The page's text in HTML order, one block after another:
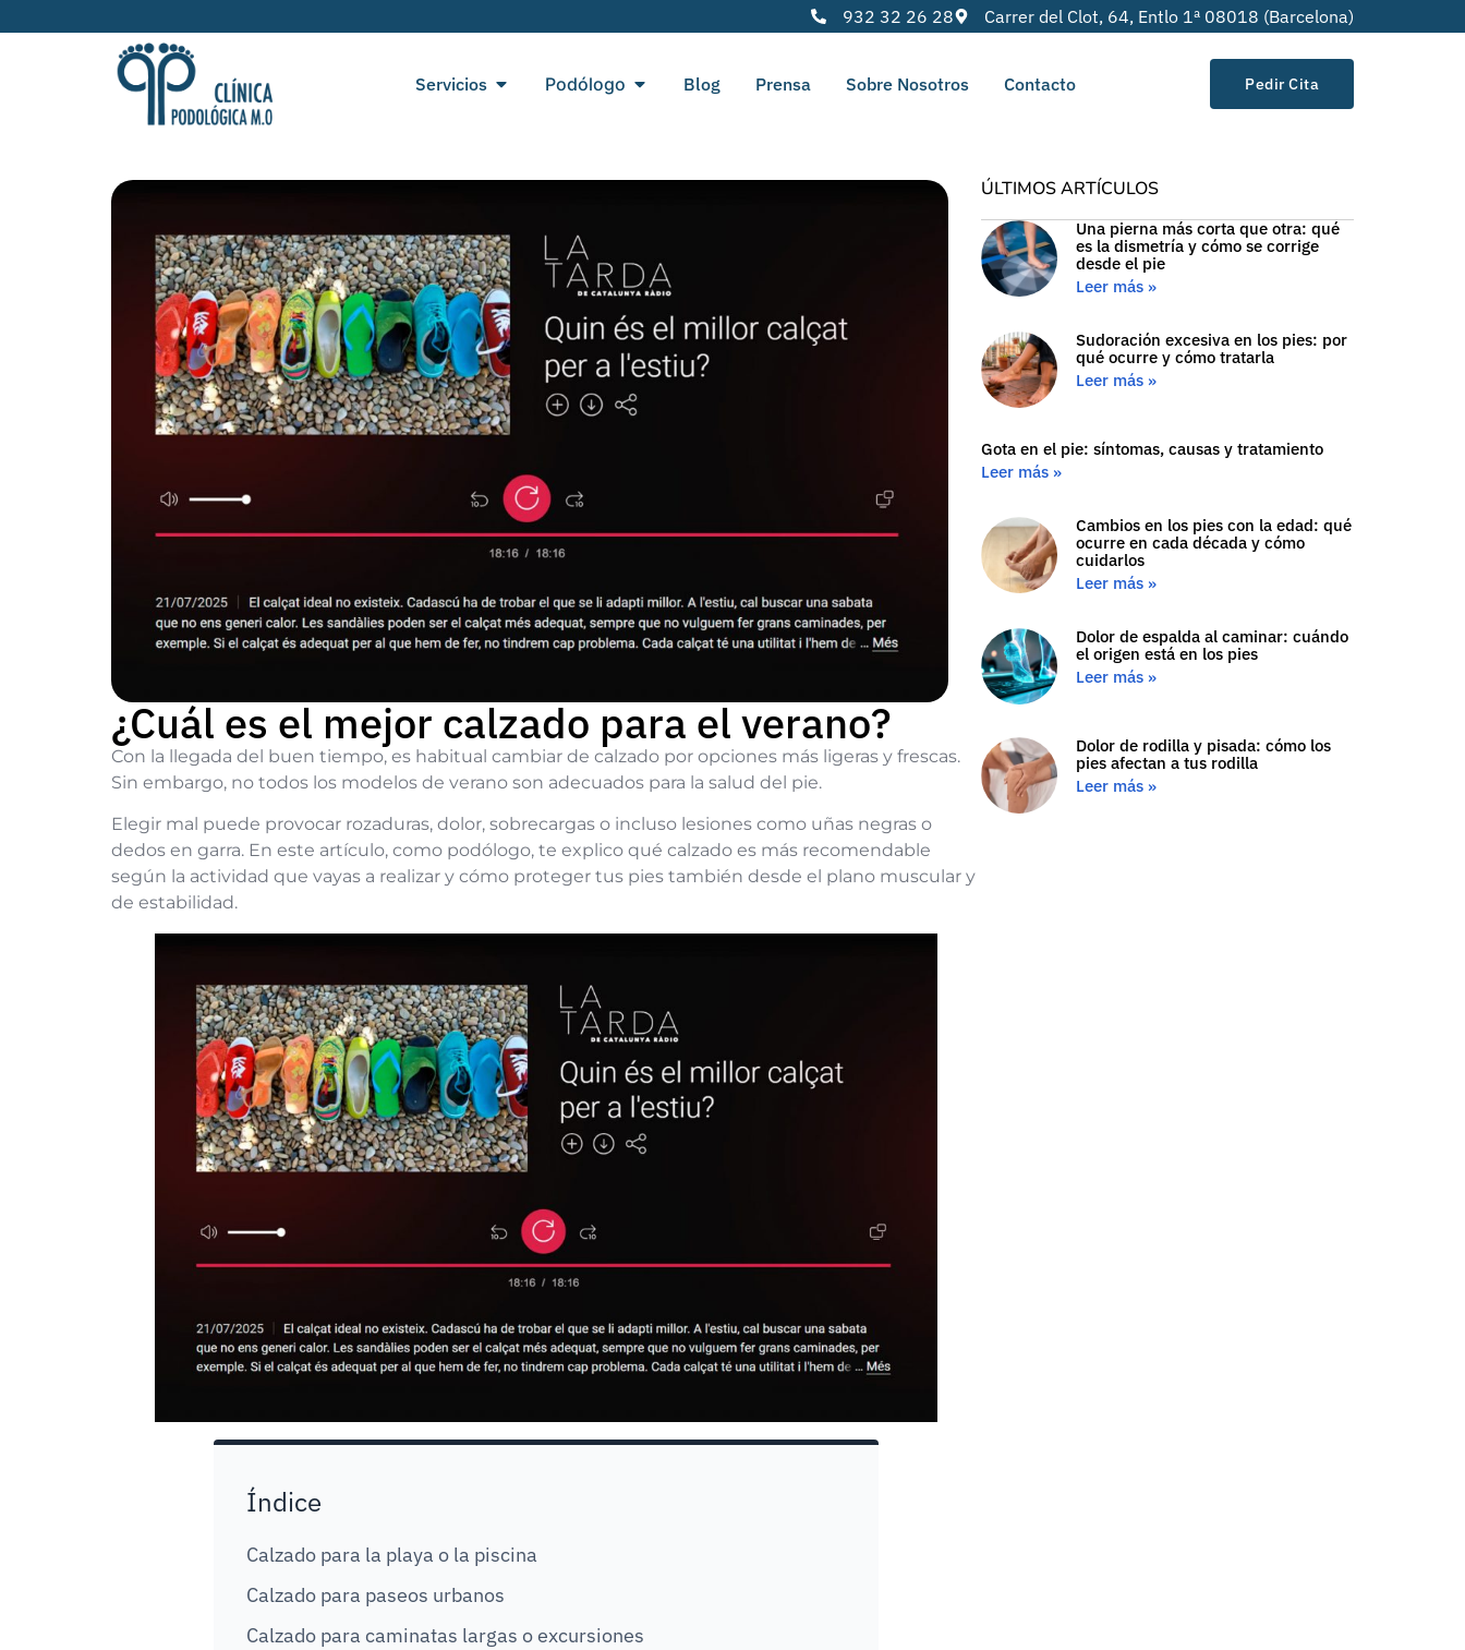
932 32 26 28 Carrer del Clot, 64, Entlo 1ª 08018 (Barcelona)
Servicios Podólogo Blog Prensa Sobre Nosotros Contacto Pedir Cita
¿Cuál es el mejor calzado para el verano?
Con la llegada del buen tiempo, es habitual cambiar de calzado por opciones más ligeras y frescas.
Sin embargo, no todos los modelos de verano son adecuados para la salud del pie.
Elegir mal puede provocar rozaduras, dolor, sobrecargas o incluso lesiones como uñas negras o
dedos en garra. En este artículo, como podólogo, te explico qué calzado es más recomendable
según la actividad que vayas a realizar y cómo proteger tus pies también desde el plano muscular y
de estabilidad.
Índice
Calzado para la playa o la piscina
Calzado para paseos urbanos
Calzado para caminatas largas o excursiones
ÚLTIMOS ARTÍCULOS
Una pierna más corta que otra: qué
es la dismetría y cómo se corrige
desde el pie
Leer más »
Sudoración excesiva en los pies: por
qué ocurre y cómo tratarla
Leer más »
Gota en el pie: síntomas, causas y tratamiento
Leer más »
Cambios en los pies con la edad: qué
ocurre en cada década y cómo
cuidarlos
Leer más »
Dolor de espalda al caminar: cuándo
el origen está en los pies
Leer más »
Dolor de rodilla y pisada: cómo los
pies afectan a tus rodilla
Leer más »